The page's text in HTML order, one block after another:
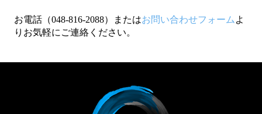
お電話（048-816-2088）またはお問い合わせフォーム よ
りお気軽にご連絡ください。